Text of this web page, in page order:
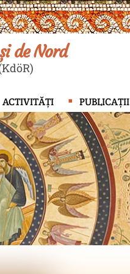
de Nord
ACTIVITĂȚI PUBLICAȚII